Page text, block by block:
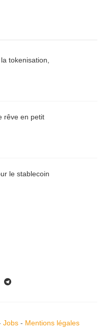
tokenisation,
rêve en petit
le stablecoin
Jobs- Mentions légales